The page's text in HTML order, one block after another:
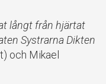
långt från hjärtat
Systrarna Dikten
och Mikael